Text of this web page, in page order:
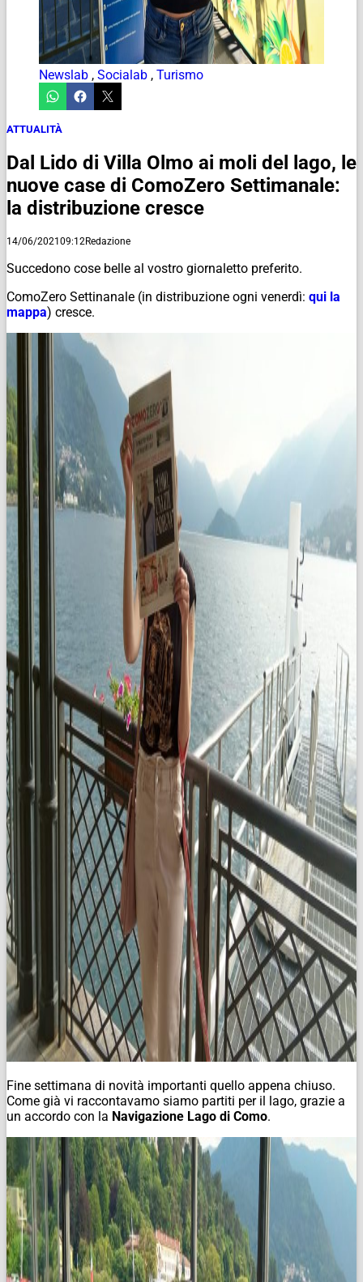
Newslab , Socialab , Turismo
ATTUALITÀ
Dal Lido di Villa Olmo ai moli del lago, le
nuove case di ComoZero Settimanale:
la distribuzione cresce
14/06/202109:12Redazione
Succedono cose belle al vostro giornaletto preferito.
ComoZero Settinanale (in distribuzione ogni venerdì: qui la
mappa) cresce.
Fine settimana di novità importanti quello appena chiuso.
Come già vi raccontavamo siamo partiti per il lago, grazie a
un accordo con la Navigazione Lago di Como.